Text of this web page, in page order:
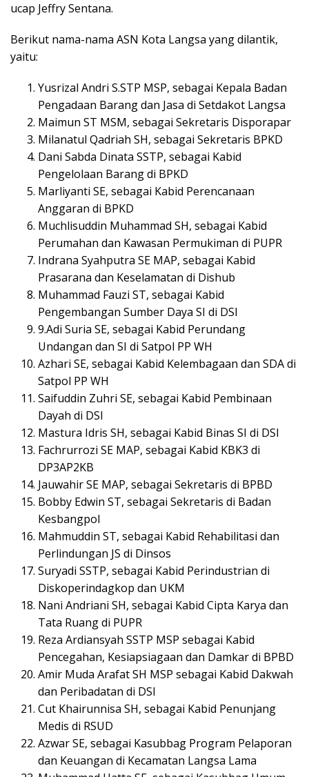
ucap Jeffry Sentana.
Berikut nama-nama ASN Kota Langsa yang dilantik,
yaitu:
Yusrizal Andri S.STP MSP, sebagai Kepala Badan
Pengadaan Barang dan Jasa di Setdakot Langsa
Maimun ST MSM, sebagai Sekretaris Disporapar
Milanatul Qadriah SH, sebagai Sekretaris BPKD
Dani Sabda Dinata SSTP, sebagai Kabid
Pengelolaan Barang di BPKD
Marliyanti SE, sebagai Kabid Perencanaan
Anggaran di BPKD
Muchlisuddin Muhammad SH, sebagai Kabid
Perumahan dan Kawasan Permukiman di PUPR
Indrana Syahputra SE MAP, sebagai Kabid
Prasarana dan Keselamatan di Dishub
Muhammad Fauzi ST, sebagai Kabid
Pengembangan Sumber Daya SI di DSI
9.Adi Suria SE, sebagai Kabid Perundang
Undangan dan SI di Satpol PP WH
Azhari SE, sebagai Kabid Kelembagaan dan SDA di
Satpol PP WH
Saifuddin Zuhri SE, sebagai Kabid Pembinaan
Dayah di DSI
Mastura Idris SH, sebagai Kabid Binas SI di DSI
Fachrurrozi SE MAP, sebagai Kabid KBK3 di
DP3AP2KB
Jauwahir SE MAP, sebagai Sekretaris di BPBD
Bobby Edwin ST, sebagai Sekretaris di Badan
Kesbangpol
Mahmuddin ST, sebagai Kabid Rehabilitasi dan
Perlindungan JS di Dinsos
Suryadi SSTP, sebagai Kabid Perindustrian di
Diskoperindagkop dan UKM
Nani Andriani SH, sebagai Kabid Cipta Karya dan
Tata Ruang di PUPR
Reza Ardiansyah SSTP MSP sebagai Kabid
Pencegahan, Kesiapsiagaan dan Damkar di BPBD
Amir Muda Arafat SH MSP sebagai Kabid Dakwah
dan Peribadatan di DSI
Cut Khairunnisa SH, sebagai Kabid Penunjang
Medis di RSUD
Azwar SE, sebagai Kasubbag Program Pelaporan
dan Keuangan di Kecamatan Langsa Lama